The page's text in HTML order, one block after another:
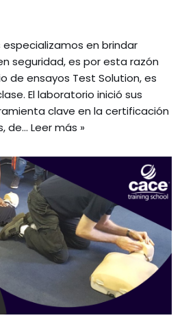
especializamos en brindar
seguridad, es por esta razón
de ensayos Test Solution, es
El laboratorio inició sus
clave en la certificación
de… Leer más »